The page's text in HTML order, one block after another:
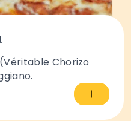
Chorizo
+